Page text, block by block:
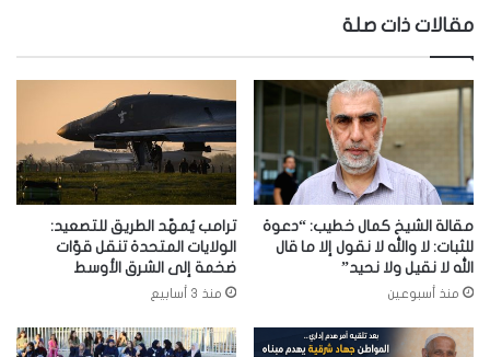
مقالات ذات صلة
مقالة الشيخ كمال خطيب: “دعوة
للثبات: لا والله لا نقول إلا ما قال
الله لا نقيل ولا نحيد”
منذ أسبوعين
ترامب يُمهّد الطريق للتصعيد:
الولايات المتحدة تنقل قوّات
ضخمة إلى الشرق الأوسط
منذ 3 أسابيع